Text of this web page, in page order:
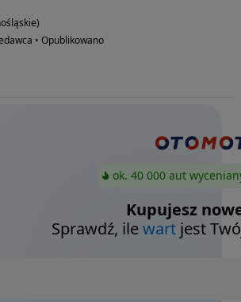
• Opublikowano
ok. 40 000 aut
Kupujesz
Sprawdź, ilewart jest